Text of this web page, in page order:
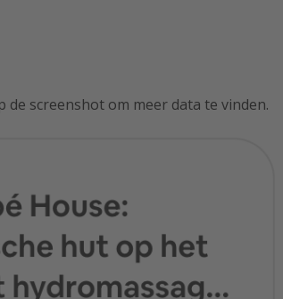
screenshot om meer data te vinden.